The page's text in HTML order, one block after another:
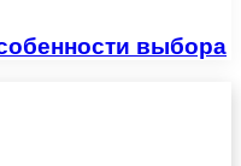
выбора